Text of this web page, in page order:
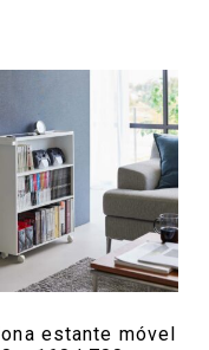
estante móvel